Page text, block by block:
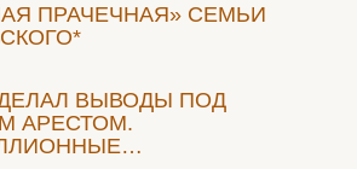
ПРАЧЕЧНАЯ» СЕМЬИ
ВЫВОДЫ ПОД
АРЕСТОМ.